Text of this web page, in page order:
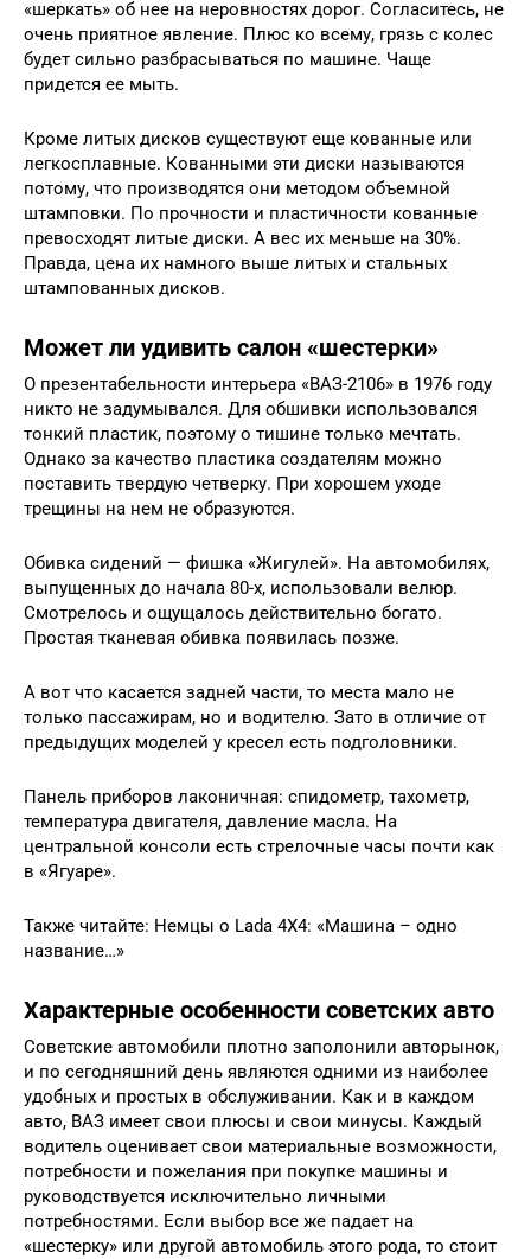
«шеркать» об нее на неровностях дорог. Согласитесь, не
очень приятное явление. Плюс ко всему, грязь с колес
будет сильно разбрасываться по машине. Чаще
придется ее мыть.
Кроме литых дисков существуют еще кованные или
легкосплавные. Кованными эти диски называются
потому, что производятся они методом объемной
штамповки. По прочности и пластичности кованные
превосходят литые диски. А вес их меньше на 30%.
Правда, цена их намного выше литых и стальных
штампованных дисков.
Может ли удивить салон «шестерки»
О презентабельности интерьера «ВАЗ-2106» в 1976 году
никто не задумывался. Для обшивки использовался
тонкий пластик, поэтому о тишине только мечтать.
Однако за качество пластика создателям можно
поставить твердую четверку. При хорошем уходе
трещины на нем не образуются.
Обивка сидений — фишка «Жигулей». На автомобилях,
выпущенных до начала 80-х, использовали велюр.
Смотрелось и ощущалось действительно богато.
Простая тканевая обивка появилась позже.
А вот что касается задней части, то места мало не
только пассажирам, но и водителю. Зато в отличие от
предыдущих моделей у кресел есть подголовники.
Панель приборов лаконичная: спидометр, тахометр,
температура двигателя, давление масла. На
центральной консоли есть стрелочные часы почти как
в «Ягуаре».
Также читайте: Немцы о Lada 4X4: «Машина – одно
название…»
Характерные особенности советских авто
Советские автомобили плотно заполонили авторынок,
и по сегодняшний день являются одними из наиболее
удобных и простых в обслуживании. Как и в каждом
авто, ВАЗ имеет свои плюсы и свои минусы. Каждый
водитель оценивает свои материальные возможности,
потребности и пожелания при покупке машины и
руководствуется исключительно личными
потребностями. Если выбор все же падает на
«шестерку» или другой автомобиль этого рода, то стоит